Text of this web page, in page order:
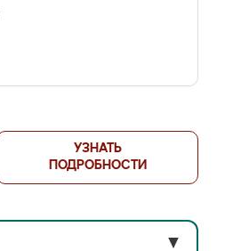
УЗНАТЬ
ПОДРОБНОСТИ
▼